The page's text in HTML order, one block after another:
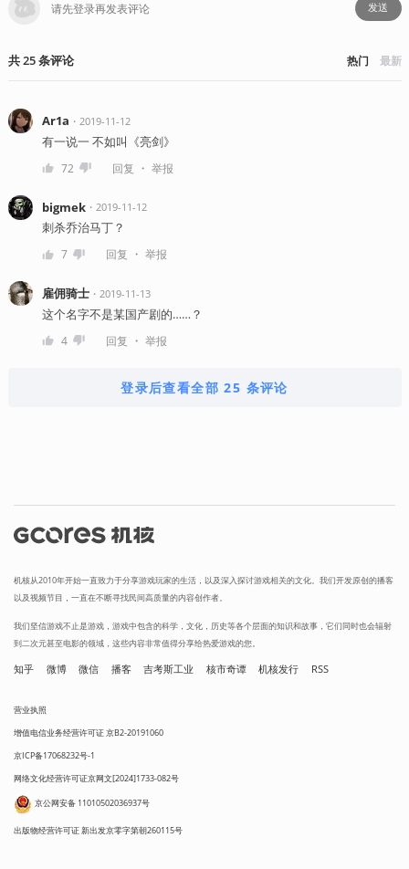
发送
共25条评论 热门 最新
Ar1a ・ 2019-11-12
有一说一 不如叫《亮剑》
72 回复 ・ 举报
bigmek・ 2019-11-12
刺杀乔治马丁？
7 回复 ・ 举报
雇佣骑士・ 2019-11-13
这个名字不是某国产剧的……？
4 回复 ・ 举报
登录后查看全部 25 条评论
机核从2010年开始一直致力于分享游戏玩家的生活，以及深入探讨游戏相关的文化。我们开发原创的播客
以及视频节目，一直在不断寻找民间高质量的内容创作者。
我们坚信游戏不止是游戏，游戏中包含的科学，文化，历史等各个层面的知识和故事，它们同时也会辐射
到二次元甚至电影的领域，这些内容非常值得分享给热爱游戏的您。
知乎 微博 微信 播客 吉考斯工业 核市奇谭 机核发行 RSS
营业执照
增值电信业务经营许可证 京B2-20191060
京ICP备17068232号-1
网络文化经营许可证京网文[2024]1733-082号
京公网安备 11010502036937号
出版物经营许可证 新出发京零字第朝260115号